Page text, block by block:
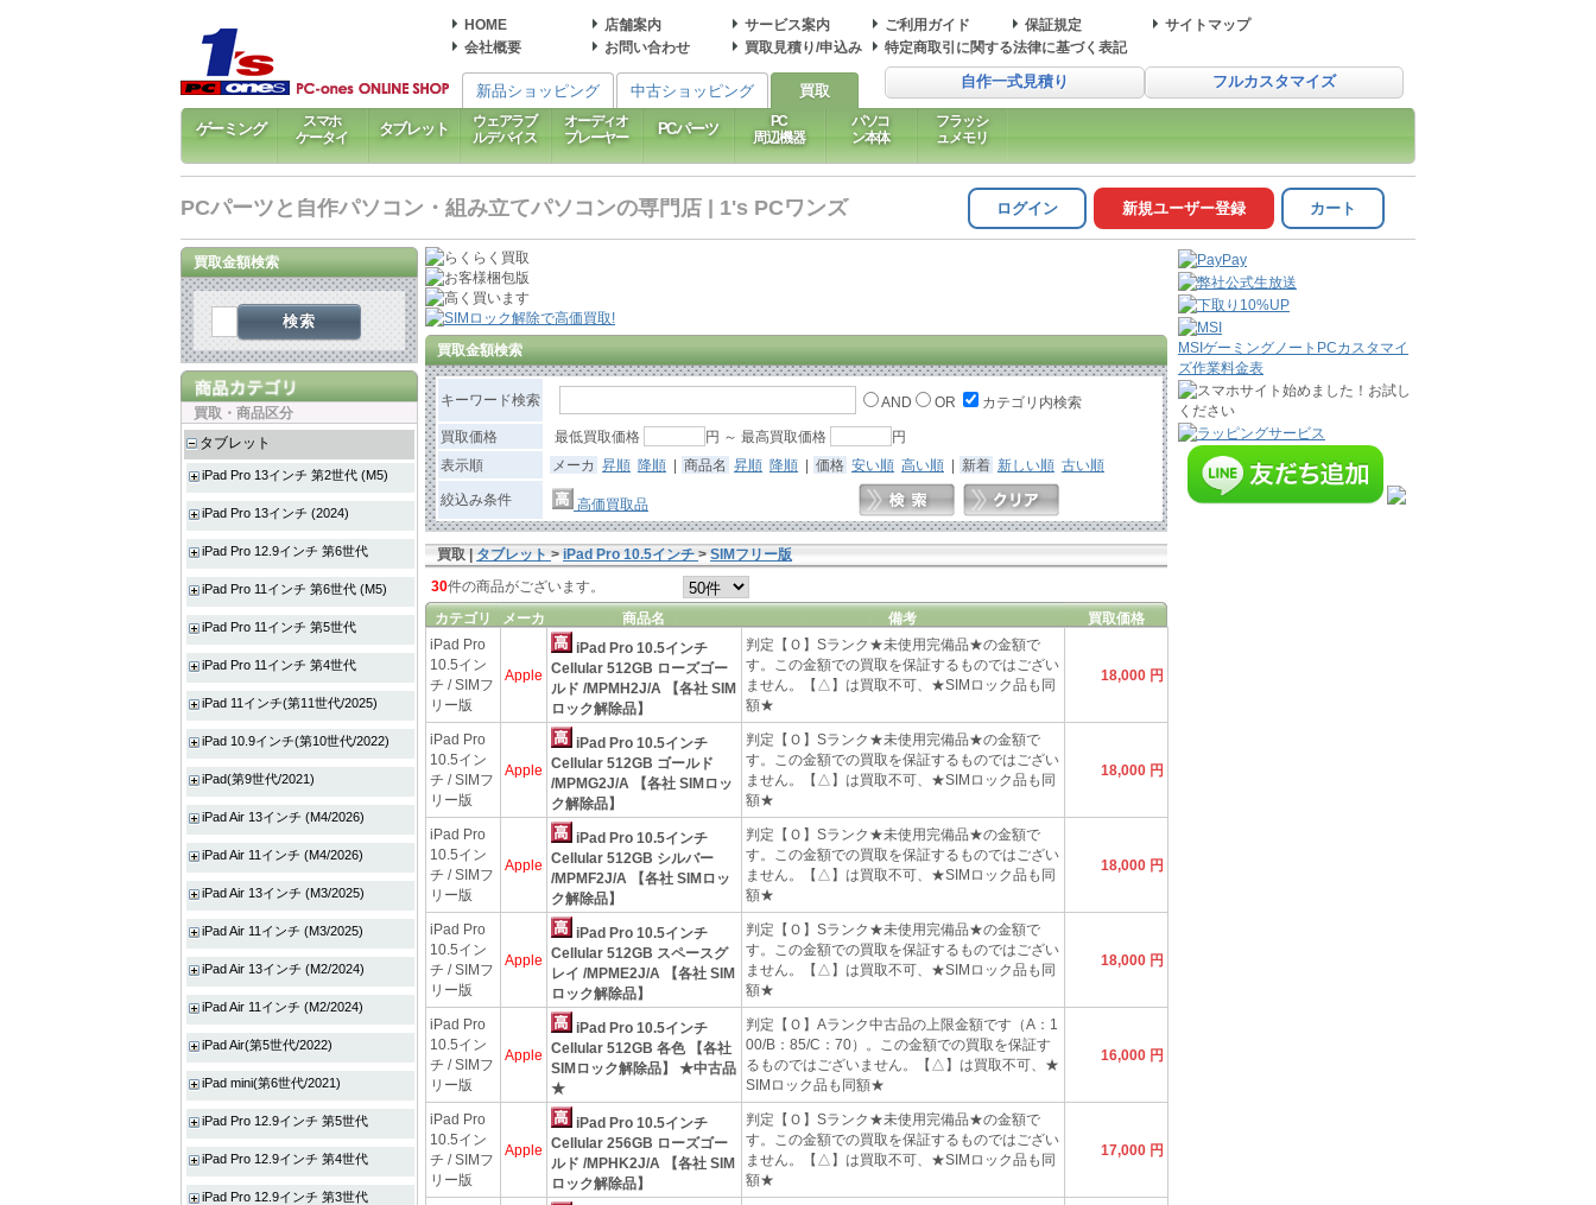
HOME 店舗案内 サービス案内 ご利用ガイド 保証規定
サイトマップ
会社概要
お問い合わせ 買取見積り/申込み 特定商取引に関する法律に基づく表記
自作一式見積り フルカスタマイズ
新品ショッピング 中古ショッピング 買取
ゲーミング
スマホ
ケータイ
タブレット
ウェアラブ
ルデバイス
オーディオ
プレーヤー
PCパーツ
PC
周辺機器
パソコ
ン本体
フラッシ
ュメモリ
PCパーツと自作パソコン・組み立てパソコンの専門店 | 1's PCワンズ ログイン 新規ユーザー登録 カート
買取金額検索
キーワード検索 AND OR カテゴリ内検索
買取価格 最低買取価格 円 ～ 最高買取価格
円
表示順
メーカ 昇順 降順 | 商品名 昇順 降順 | 価格 安い順 高い順 | 新着 新しい順 古い順
絞込み条件 高価買取品
買取 | タブレット > iPad Pro 10.5インチ > SIMフリー版
30件の商品がございます。
カテゴリ メーカ 商品名 備考
買取価格
iPad Pro
10.5イン
チ / SIMフ
リー版
Apple
iPad Pro 10.5インチ
Cellular 512GB ローズゴー
ルド /MPMH2J/A 【各社 SIM
ロック解除品】
判定【Ｏ】Sランク★未使用完備品★の金額で
す。この金額での買取を保証するものではござい
ません。【△】は買取不可、★SIMロック品も同
額★
18,000 円
iPad Pro
10.5イン
チ / SIMフ
リー版
Apple
iPad Pro 10.5インチ
Cellular 512GB ゴールド
/MPMG2J/A 【各社 SIMロッ
ク解除品】
判定【Ｏ】Sランク★未使用完備品★の金額で
す。この金額での買取を保証するものではござい
ません。【△】は買取不可、★SIMロック品も同
額★
18,000 円
iPad Pro
10.5イン
チ / SIMフ
リー版
Apple
iPad Pro 10.5インチ
Cellular 512GB シルバー
/MPMF2J/A 【各社 SIMロッ
ク解除品】
判定【Ｏ】Sランク★未使用完備品★の金額で
す。この金額での買取を保証するものではござい
ません。【△】は買取不可、★SIMロック品も同
額★
18,000 円
iPad Pro
10.5イン
チ / SIMフ
リー版
Apple
iPad Pro 10.5インチ
Cellular 512GB スペースグ
レイ /MPME2J/A 【各社 SIM
ロック解除品】
判定【Ｏ】Sランク★未使用完備品★の金額で
す。この金額での買取を保証するものではござい
ません。【△】は買取不可、★SIMロック品も同
額★
18,000 円
iPad Pro
10.5イン
チ / SIMフ
リー版
Apple
iPad Pro 10.5インチ
Cellular 512GB 各色 【各社
SIMロック解除品】 ★中古品
★
判定【Ｏ】Aランク中古品の上限金額です（A：1
00/B：85/C：70）。この金額での買取を保証す
るものではございません。【△】は買取不可、★
SIMロック品も同額★
16,000 円
iPad Pro
10.5イン
チ / SIMフ
リー版
Apple
iPad Pro 10.5インチ
Cellular 256GB ローズゴー
ルド /MPHK2J/A 【各社 SIM
ロック解除品】
判定【Ｏ】Sランク★未使用完備品★の金額で
す。この金額での買取を保証するものではござい
ません。【△】は買取不可、★SIMロック品も同
額★
17,000 円
買取金額検索
検索
買取・商品区分
タブレット
iPad Pro 13インチ 第2世代 (M5)
iPad Pro 13インチ (2024)
iPad Pro 12.9インチ 第6世代
iPad Pro 11インチ 第6世代 (M5)
iPad Pro 11インチ 第5世代
iPad Pro 11インチ 第4世代
iPad 11インチ(第11世代/2025)
iPad 10.9インチ(第10世代/2022)
iPad(第9世代/2021)
iPad Air 13インチ (M4/2026)
iPad Air 11インチ (M4/2026)
iPad Air 13インチ (M3/2025)
iPad Air 11インチ (M3/2025)
iPad Air 13インチ (M2/2024)
iPad Air 11インチ (M2/2024)
iPad Air(第5世代/2022)
iPad mini(第6世代/2021)
iPad Pro 12.9インチ 第5世代
iPad Pro 12.9インチ 第4世代
iPad Pro 12.9インチ 第3世代
MSIゲーミングノートPCカスタマイ
ズ作業料金表